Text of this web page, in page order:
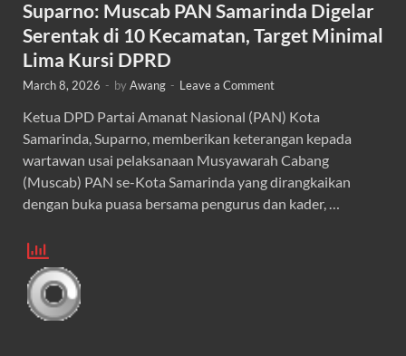
Suparno: Muscab PAN Samarinda Digelar
Serentak di 10 Kecamatan, Target Minimal
Lima Kursi DPRD
March 8, 2026 - byAwang - Leave a Comment
Ketua DPD Partai Amanat Nasional (PAN) Kota
Samarinda, Suparno, memberikan keterangan kepada
wartawan usai pelaksanaan Musyawarah Cabang
(Muscab) PAN se-Kota Samarinda yang dirangkaikan
dengan buka puasa bersama pengurus dan kader, …